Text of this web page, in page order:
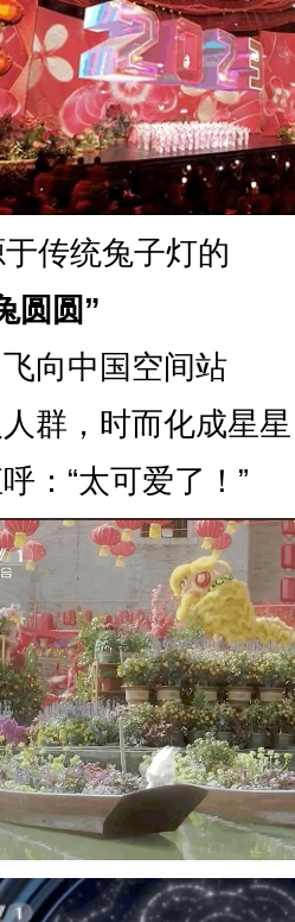
统兔子灯的
圆圆”
中国空间站
，时而化成星星
“太可爱了！”